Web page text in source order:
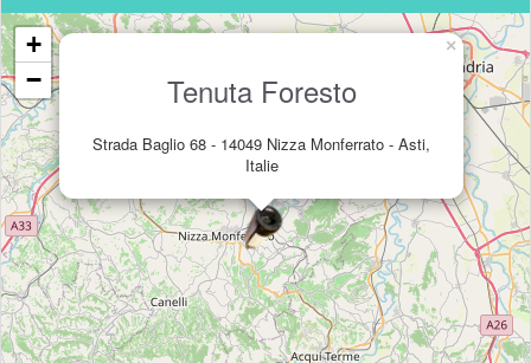
Tenuta Foresto
Strada Baglio 68 - 14049 Nizza Monferrato - Asti,
Italie
×
+
−